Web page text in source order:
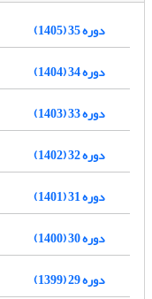
دوره 35 (1405)
دوره 34 (1404)
دوره 33 (1403)
دوره 32 (1402)
دوره 31 (1401)
دوره 30 (1400)
دوره 29 (1399)